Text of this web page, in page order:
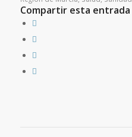
Compartir esta entrada